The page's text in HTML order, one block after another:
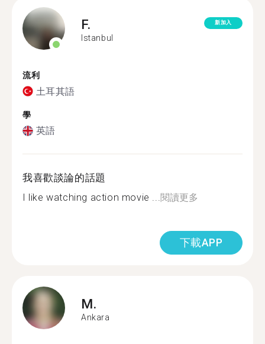
F.
Istanbul
新加入
流利
土耳其語
學
英語
我喜歡談論的話題
I like watching action movie ...閱讀更多
下載APP
M.
Ankara